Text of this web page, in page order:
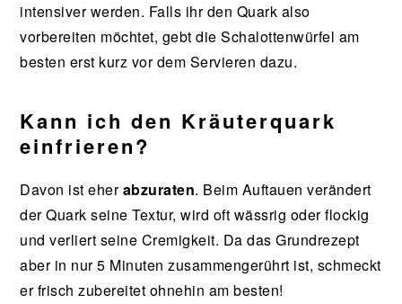
intensiver werden. Falls ihr den Quark also
vorbereiten möchtet, gebt die Schalottenwürfel am
besten erst kurz vor dem Servieren dazu.
Kann ich den Kräuterquark
einfrieren?
Davon ist eherabzuraten. Beim Auftauen verändert
der Quark seine Textur, wird oft wässrig oder flockig
und verliert seine Cremigkeit. Da das Grundrezept
aber in nur 5 Minuten zusammengerührt ist, schmeckt
er frisch zubereitet ohnehin am besten!